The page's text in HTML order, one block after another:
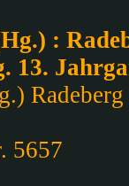
:
13.
5657